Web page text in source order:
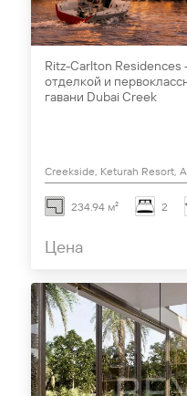
Ritz-Carlton Residences
отделкой и
гавани Dubai Creek
Creekside, Keturah Resort,
234.94 м² 2
Цена